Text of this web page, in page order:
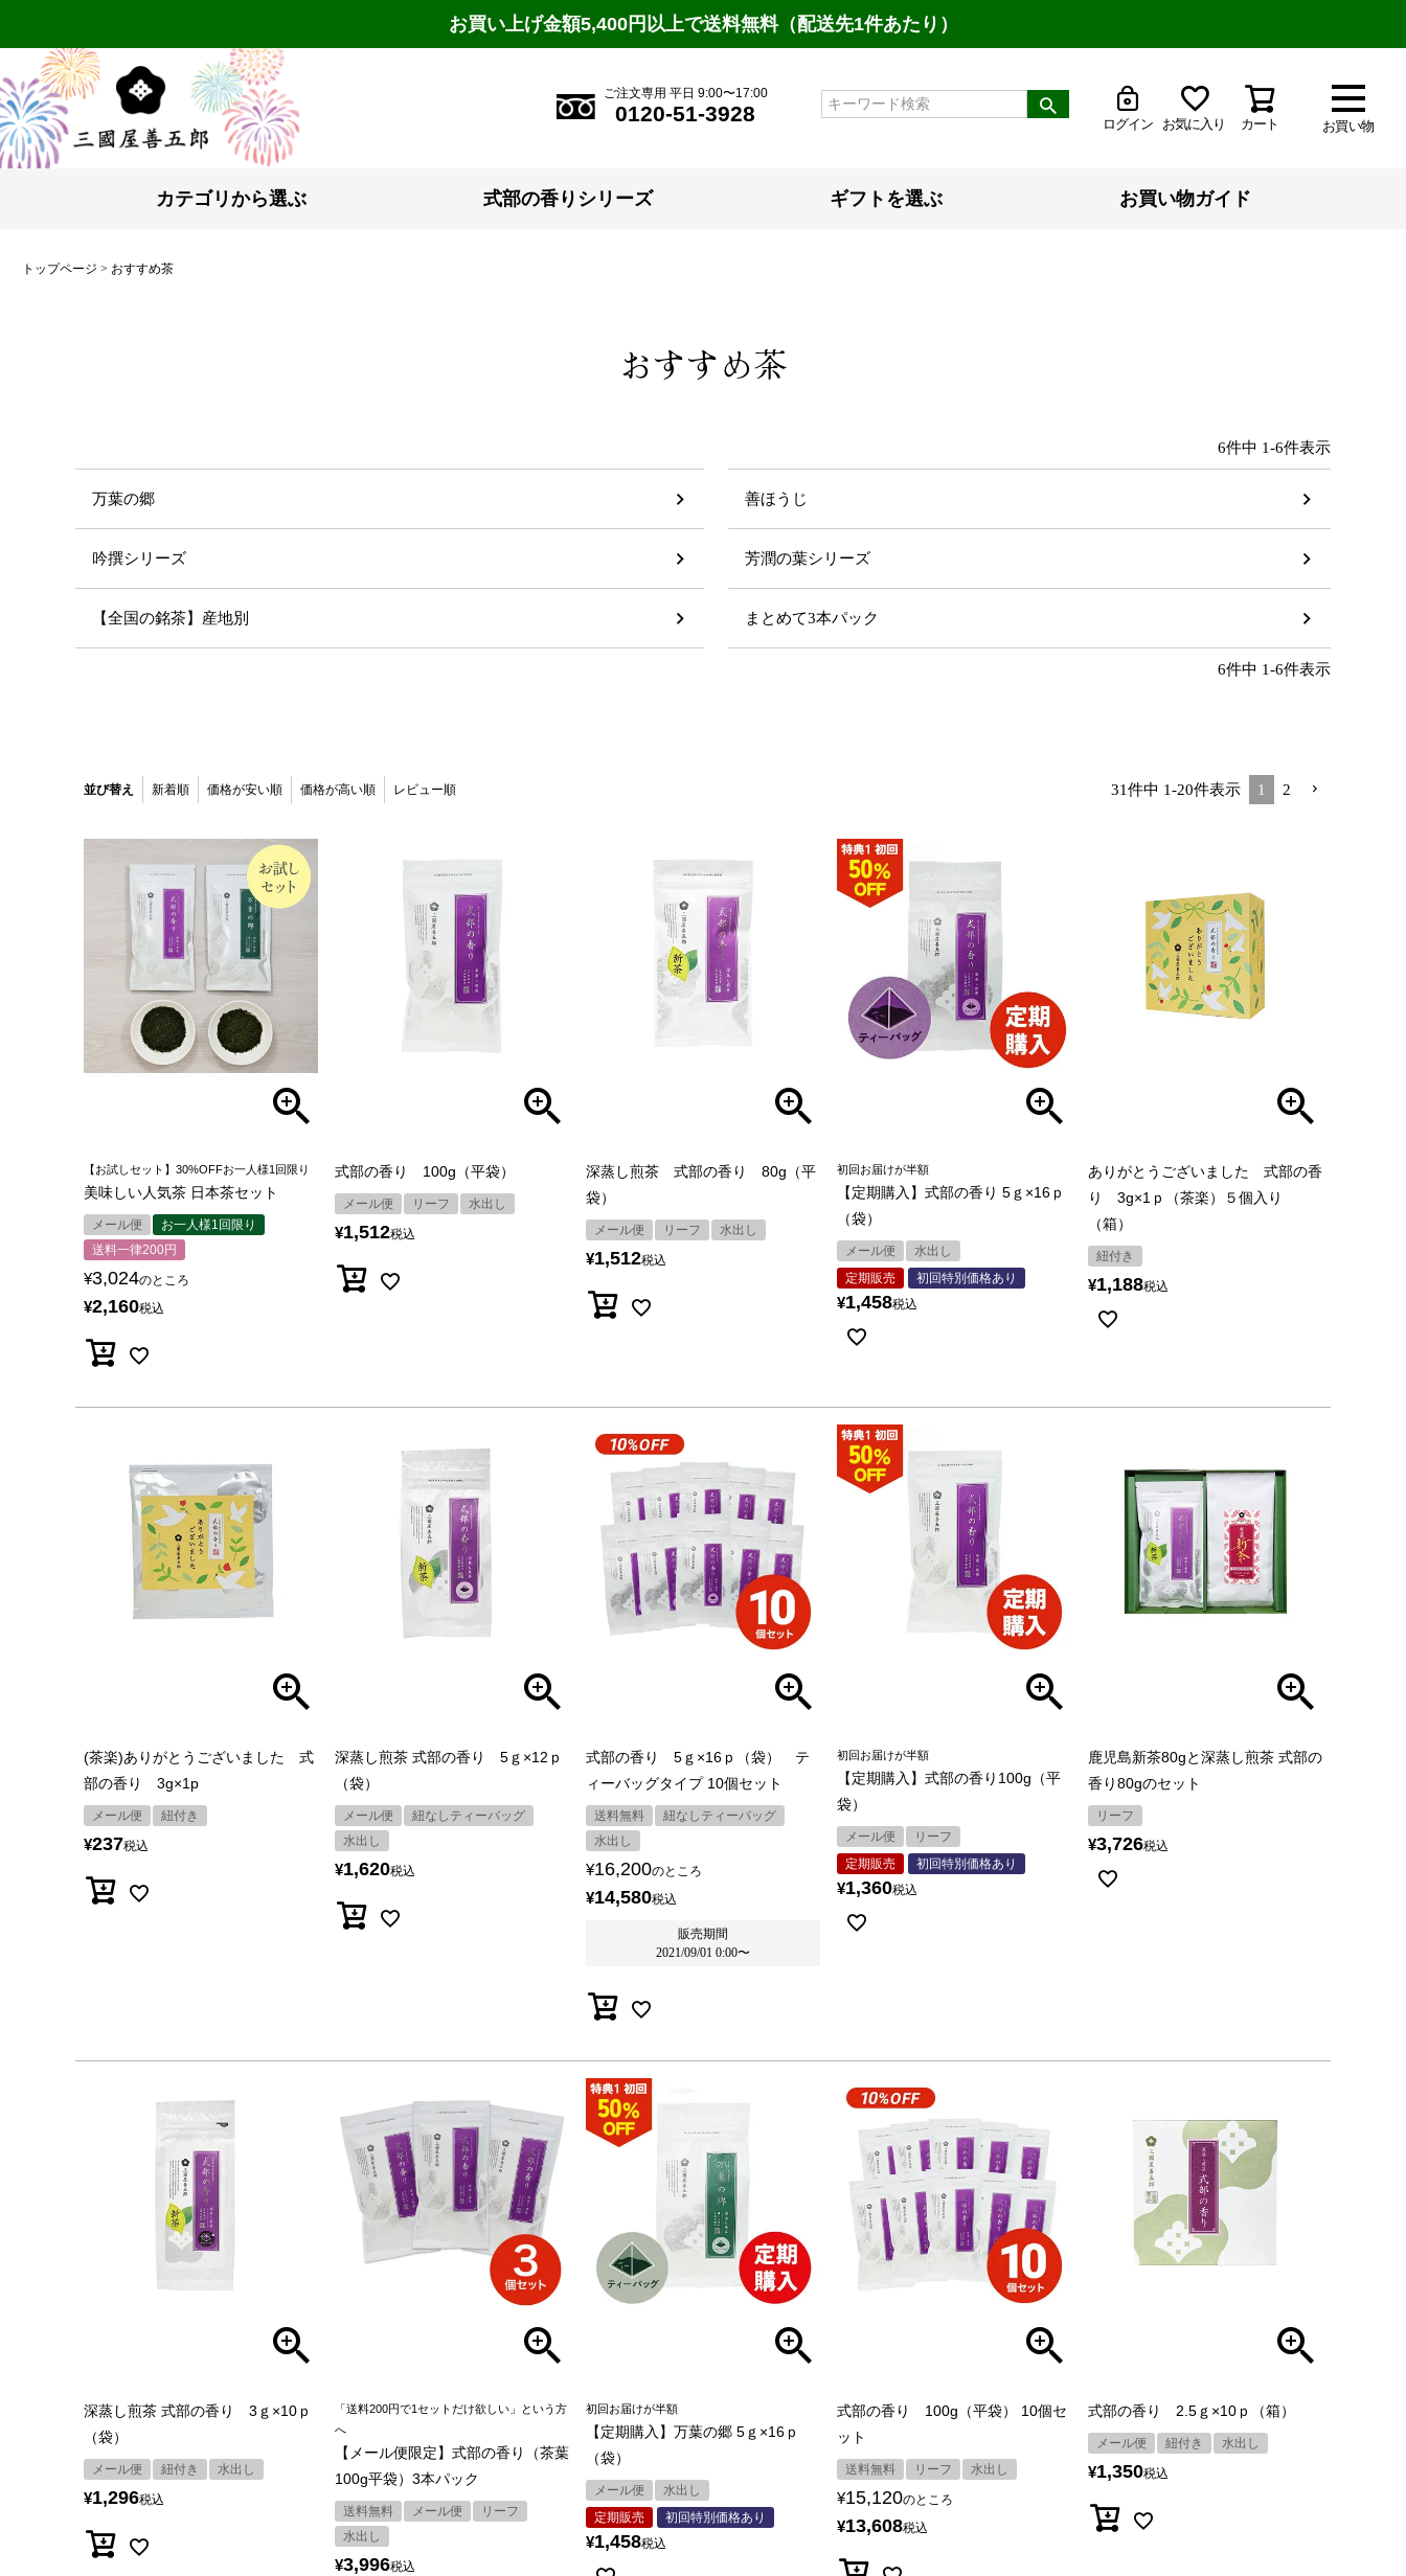
お買い上げ金額5,400円以上で送料無料（配送先1件あたり）
お買い物
ご注文専用 平日 9:00〜17:00
0120-51-3928 ログイン お気に入り カート
カテゴリから選ぶ 式部の香りシリーズ ギフトを選ぶ お買い物ガイド
トップページ おすすめ茶
おすすめ茶
6件中 1-6件表示
万葉の郷 善ほうじ
吟撰シリーズ 芳潤の葉シリーズ
【全国の銘茶】産地別 まとめて3本パック
6件中 1-6件表示
並び替え 新着順 価格が安い順 価格が高い順 レビュー順 31件中 1-20件表示 1 2
【お試しセット】30%OFFお一人様1回限り
美味しい人気茶 日本茶セット
メール便
お一人様1回限り
送料一律200円
¥3,024のところ
¥2,160税込
式部の香り 100g（平袋）
メール便 リーフ 水出し
¥1,512税込
深蒸し煎茶 式部の香り 80g（平
袋）
メール便 リーフ 水出し
¥1,512税込
初回お届けが半額
【定期購入】式部の香り 5ｇ×16ｐ
（袋）
メール便
水出し
定期販売
初回特別価格あり
¥1,458税込
ありがとうございました 式部の香
り 3g×1ｐ（茶楽）５個入り
（箱）
紐付き
¥1,188税込
(茶楽)ありがとうございました 式
部の香り 3g×1p
メール便 紐付き
¥237税込
深蒸し煎茶 式部の香り 5ｇ×12ｐ
（袋）
メール便
紐なしティーバッグ
水出し
¥1,620税込
式部の香り 5ｇ×16ｐ（袋） テ
ィーバッグタイプ 10個セット
送料無料
紐なしティーバッグ
水出し
¥16,200のところ
¥14,580税込
販売期間
2021/09/01 0:00〜
初回お届けが半額
【定期購入】式部の香り100g（平
袋）
メール便
リーフ
定期販売
初回特別価格あり
¥1,360税込
鹿児島新茶80gと深蒸し煎茶 式部の
香り80gのセット
リーフ
¥3,726税込
深蒸し煎茶 式部の香り 3ｇ×10ｐ
（袋）
メール便 紐付き 水出し
¥1,296税込
「送料200円で1セットだけ欲しい」という方
へ
【メール便限定】式部の香り（茶葉
100g平袋）3本パック
送料無料 メール便
リーフ
水出し
¥3,996税込
初回お届けが半額
【定期購入】万葉の郷 5ｇ×16ｐ
（袋）
メール便
水出し
定期販売
初回特別価格あり
¥1,458税込
式部の香り 100g（平袋） 10個セ
ット
送料無料 リーフ 水出し
¥15,120のところ
¥13,608税込
式部の香り 2.5ｇ×10ｐ（箱）
メール便 紐付き 水出し
¥1,350税込